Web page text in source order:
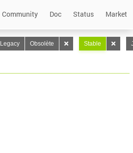
Community Doc Status Market
Legacy Obsolète Stable